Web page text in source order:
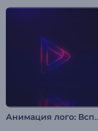
Анимация